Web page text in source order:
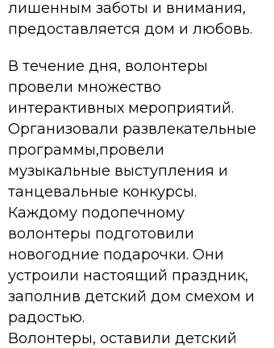
лишенным заботы и внимания,
предоставляется дом и любовь.
В течение дня, волонтеры
провели множество
интерактивных мероприятий.
Организовали развлекательные
программы,провели
музыкальные выступления и
танцевальные конкурсы.
Каждому подопечному
волонтеры подготовили
новогодние подарочки. Они
устроили настоящий праздник,
заполнив детский дом смехом и
радостью.
Волонтеры, оставили детский